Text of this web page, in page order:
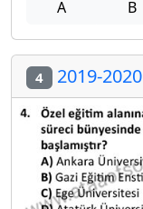
A B
4 2019-